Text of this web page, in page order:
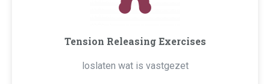
Tension Releasing Exercises
loslaten wat is vastgezet